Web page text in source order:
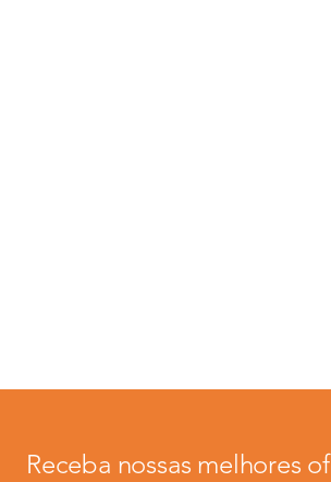
Receba nossas melhores